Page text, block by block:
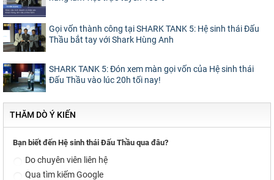
Gọi vốn thành công tại SHARK TANK 5: Hệ sinh thái Đấu
Thầu bắt tay với Shark Hùng Anh
SHARK TANK 5: Đón xem màn gọi vốn của Hệ sinh thái
Đấu Thầu vào lúc 20h tối nay!
THĂM DÒ Ý KIẾN
Bạn biết đến Hệ sinh thái Đấu Thầu qua đâu?
Do chuyên viên liên hệ
Qua tìm kiếm Google